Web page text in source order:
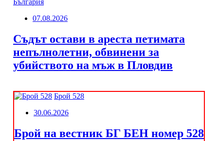
България
07.08.2026
Съдът остави в ареста петимата
непълнолетни, обвинени за
убийството на мъж в Пловдив
Брой 528
30.06.2026
Брой на вестник БГ БЕН номер 528